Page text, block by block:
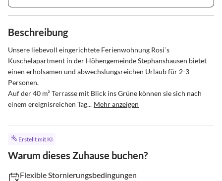
Beschreibung
Unsere liebevoll eingerichtete Ferienwohnung Rosi`s
Kuschelapartment in der Höhengemeinde Stephanshausen bietet
einen erholsamen und abwechslungsreichen Urlaub für 2-3
Personen.
Auf der 40 m² Terrasse mit Blick ins Grüne können sie sich nach
einem ereignisreichen Tag... Mehr anzeigen
Erstellt mit KI
Warum dieses Zuhause buchen?
Flexible Stornierungsbedingungen